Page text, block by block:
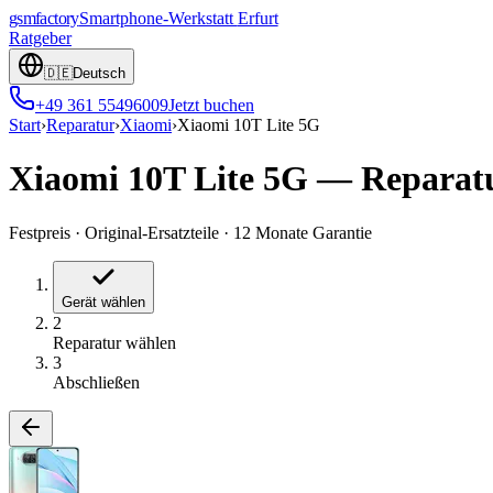
gsmfactorySmartphone-Werkstatt Erfurt
Ratgeber
🇩🇪Deutsch
+49 361 55496009Jetzt buchen
Start›Reparatur›Xiaomi›Xiaomi 10T Lite 5G
Xiaomi 10T Lite 5G —
Festpreis · Original-Ersatzteile · 12 Monate Garantie
Gerät wählen
2
Reparatur wählen
3
Abschließen